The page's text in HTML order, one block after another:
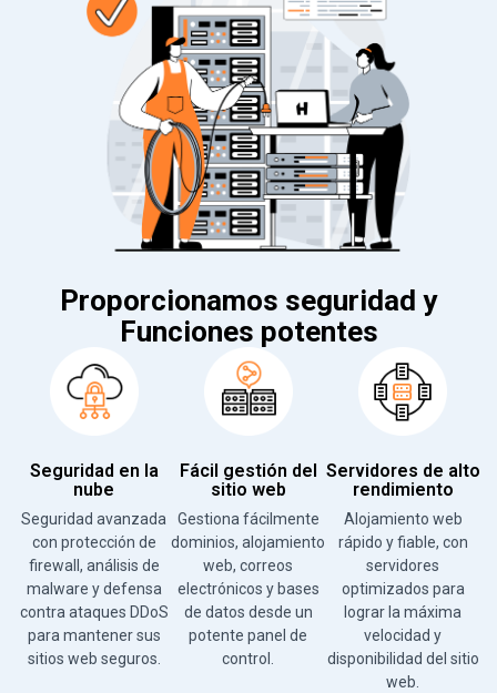
Proporcionamos seguridad y
Funciones potentes
Seguridad en la
nube
Seguridad avanzada
con protección de
firewall, análisis de
malware y defensa
contra ataques DDoS
para mantener sus
sitios web seguros.
Fácil gestión del
sitio web
Gestiona fácilmente
dominios, alojamiento
web, correos
electrónicos y bases
de datos desde un
potente panel de
control.
Servidores de alto
rendimiento
Alojamiento web
rápido y fiable, con
servidores
optimizados para
lograr la máxima
velocidad y
disponibilidad del sitio
web.